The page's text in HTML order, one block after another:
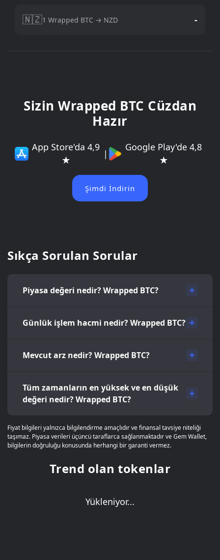
🇳🇿1 Wrapped BTC → NZD -
Sizin Wrapped BTC Cüzdan
Hazır
App Store'da 4,9
★
|
Google Play'de 4,8
★
Şimdi İndirin
Sıkça Sorulan Sorular
Piyasa değeri nedir? Wrapped BTC?
Günlük işlem hacmi nedir? Wrapped BTC?
Mevcut arz nedir? Wrapped BTC?
Tüm zamanların en yüksek ve en düşük
değeri nedir? Wrapped BTC?
Fiyat bilgileri yalnızca bilgilendirme amaçlıdır ve finansal tavsiye niteliği
taşımaz. Piyasa verileri üçüncü taraflarca sağlanmaktadır ve Gem Wallet,
bilgilerin doğruluğu konusunda herhangi bir garanti vermez.
Trend olan tokenlar
Yükleniyor...